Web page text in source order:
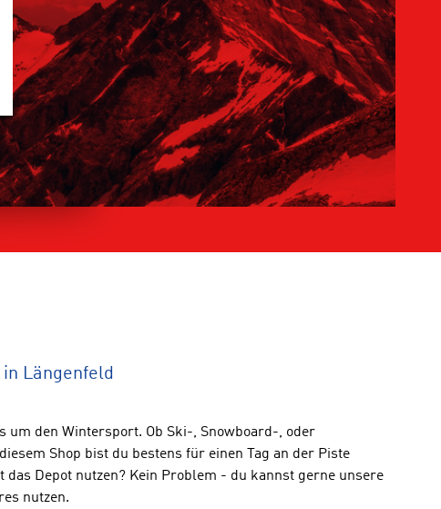
in Längenfeld
um den Wintersport. Ob Ski-, Snowboard-, oder
Shop bist du bestens für einen Tag an der Piste
das Depot nutzen? Kein Problem - du kannst gerne unsere
nutzen.